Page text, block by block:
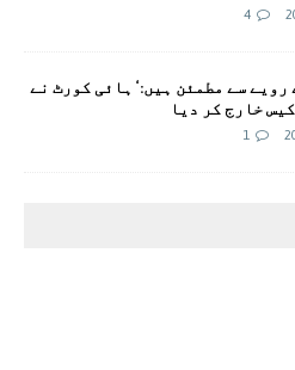
4
رویے سے مطمئن ہیں:‘ ہائی کورٹ نے
خارج کر دیا
1